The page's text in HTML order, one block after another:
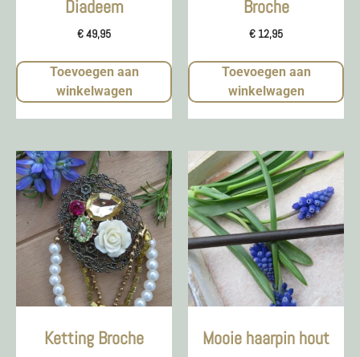
Diadeem
€49,95
Toevoegen aan
winkelwagen
Broche
€ 12,95
Toevoegen aan
winkelwagen
Ketting Broche Mooie haarpin hout